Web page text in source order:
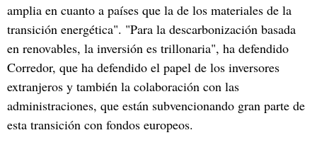
amplia en cuanto a países que la de los materiales de la
transición energética". "Para la descarbonización basada
en renovables, la inversión es trillonaria", ha defendido
Corredor, que ha defendido el papel de los inversores
extranjeros y también la colaboración con las
administraciones, que están subvencionando gran parte de
esta transición con fondos europeos.